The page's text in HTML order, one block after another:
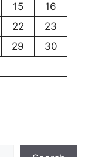
15
16
22
23
29
30